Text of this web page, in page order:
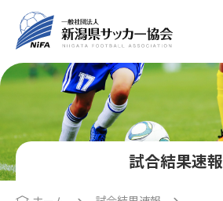
試合結果速報